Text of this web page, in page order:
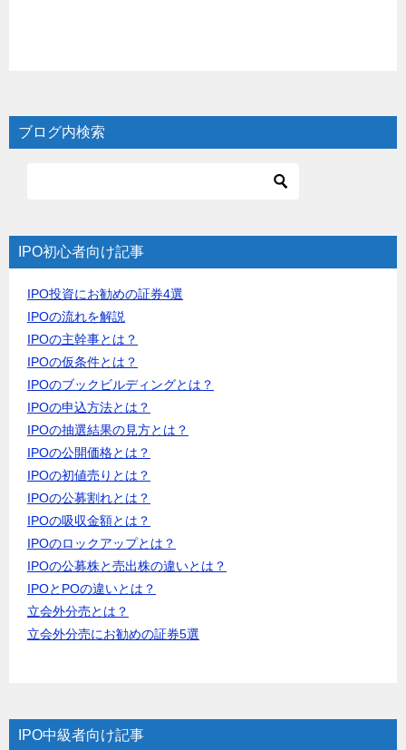
ブログ内検索
IPO初心者向け記事
IPO投資にお勧めの証券4選
IPOの流れを解説
IPOの主幹事とは？
IPOの仮条件とは？
IPOのブックビルディングとは？
IPOの申込方法とは？
IPOの抽選結果の見方とは？
IPOの公開価格とは？
IPOの初値売りとは？
IPOの公募割れとは？
IPOの吸収金額とは？
IPOのロックアップとは？
IPOの公募株と売出株の違いとは？
IPOとPOの違いとは？
立会外分売とは？
立会外分売にお勧めの証券5選
IPO中級者向け記事